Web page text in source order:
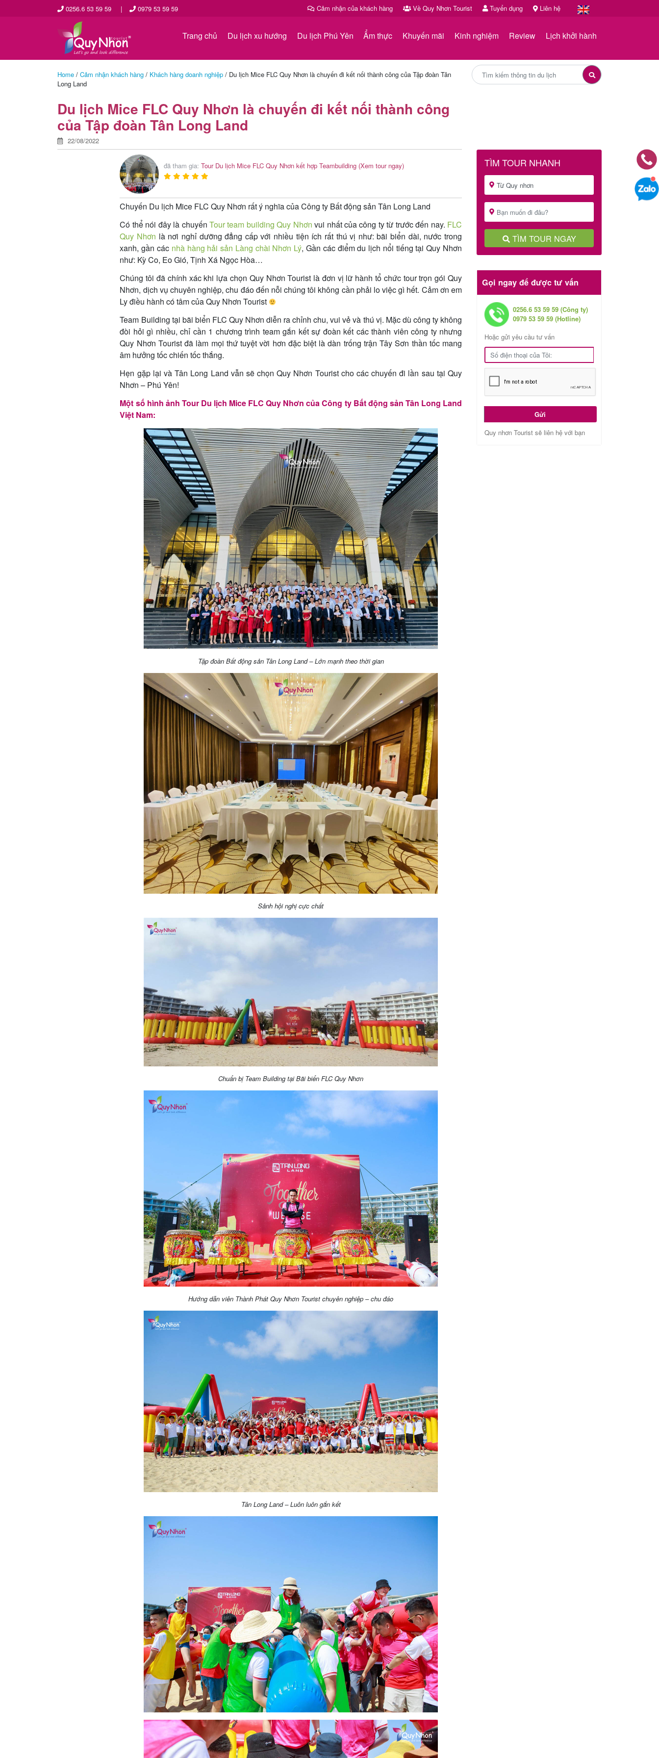
0256.6 53 59 59 | 0979 53 59 59 Cảm nhận của khách hàng Về Quy Nhơn Tourist Tuyển dụng Liên hệ
Trang chủ Du lịch xu hướng Du lịch Phú Yên Ẩm thực Khuyến mãi Kinh nghiệm Review Lịch khởi hành
Home / Cảm nhận khách hàng / Khách hàng doanh nghiệp / Du lịch Mice FLC Quy Nhơn là chuyến đi kết nối thành công của Tập đoàn Tân
Long Land
Du lịch Mice FLC Quy Nhơn là chuyến đi kết nối thành công
của Tập đoàn Tân Long Land
22/08/2022
đã tham gia:Tour Du lịch Mice FLC Quy Nhơn kết hợp Teambuilding (Xem tour ngay)
Chuyến Du lịch Mice FLC Quy Nhơn rất ý nghĩa của Công ty Bất động sản Tân Long Land
Có thể nói đây là chuyếnTour team building Quy Nhơn vui nhất của công ty từ trước đến nay. FLC
Quy Nhơn là nơi nghỉ dưỡng đẳng cấp với nhiều tiện ích rất thú vị như: bãi biển dài, nước trong
xanh, gần các nhà hàng hải sản Làng chài Nhơn Lý, Gần các điểm du lịch nổi tiếng tại Quy Nhơn
như: Kỳ Co, Eo Gió, Tịnh Xá Ngọc Hòa…
Chúng tôi đã chính xác khi lựa chọn Quy Nhơn Tourist là đơn vị lữ hành tổ chức tour trọn gói Quy
Nhơn, dịch vụ chuyên nghiệp, chu đáo đến nỗi chúng tôi không cần phải lo việc gì hết. Cảm ơn em
Ly điều hành có tâm của Quy Nhơn Tourist
Team Building tại bãi biển FLC Quy Nhơn diễn ra chỉnh chu, vui vẻ và thú vị. Mặc dù công ty không
đòi hỏi gì nhiều, chỉ cần 1 chương trình team gắn kết sự đoàn kết các thành viên công ty nhưng
Quy Nhơn Tourist đã làm mọi thứ tuyệt vời hơn đặc biệt là dàn trống trận Tây Sơn thần tốc mang
âm hưởng tốc chiến tốc thắng.
Hẹn gặp lại và Tân Long Land vẫn sẽ chọn Quy Nhơn Tourist cho các chuyến đi lần sau tại Quy
Nhơn – Phú Yên!
Một số hình ảnh Tour Du lịch Mice FLC Quy Nhơn của Công ty Bất động sản Tân Long Land
Việt Nam:
Tập đoàn Bất động sản Tân Long Land – Lớn mạnh theo thời gian
Sảnh hội nghị cực chất
Chuẩn bị Team Building tại Bãi biển FLC Quy Nhơn
Hướng dẫn viên Thành Phát Quy Nhơn Tourist chuyên nghiệp – chu đáo
Tân Long Land – Luôn luôn gắn kết
TÌM TOUR NHANH
TÌM TOUR NGAY
Gọi ngay để được tư vấn
0256.6 53 59 59 (Công ty)
0979 53 59 59 (Hotline)
Hoặc gửi yêu cầu tư vấn
Gửi
Quy nhơn Tourist sẽ liên hệ với bạn